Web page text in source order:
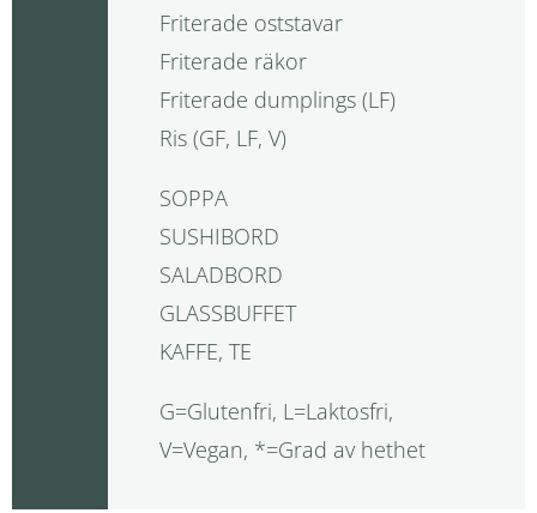
Friterade oststavar
Friterade räkor
Friterade dumplings (LF)
Ris (GF, LF, V)
SOPPA
SUSHIBORD
SALADBORD
GLASSBUFFET
KAFFE, TE
G=Glutenfri, L=Laktosfri,
V=Vegan, *=Grad av hethet